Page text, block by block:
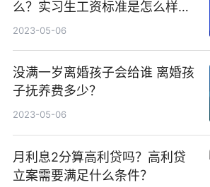
么？实习生工资标准是怎么样
的？
2023-05-06
没满一岁离婚孩子会给谁 离婚孩
子抚养费多少？
2023-05-06
月利息2分算高利贷吗？高利贷
立案需要满足什么条件？